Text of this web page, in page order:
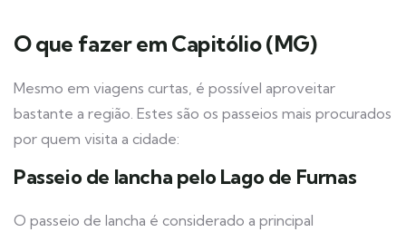
O que fazer em Capitólio (MG)
Mesmo em viagens curtas, é possível aproveitar
bastante a região. Estes são os passeios mais procurados
por quem visita a cidade:
Passeio de lancha pelo Lago de Furnas
O passeio de lancha é considerado a principal